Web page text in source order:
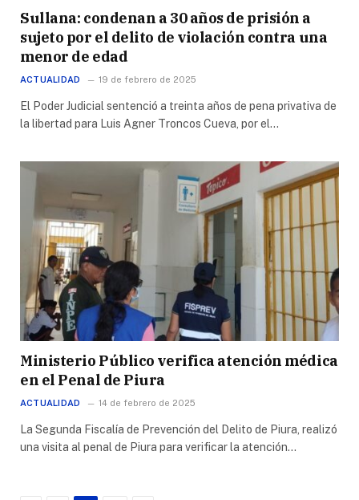
Sullana: condenan a 30 años de prisión a
sujeto por el delito de violación contra una
menor de edad
ACTUALIDAD 19 de febrero de 2025
El Poder Judicial sentenció a treinta años de pena privativa de
la libertad para Luis Agner Troncos Cueva, por el…
Ministerio Público verifica atención médica
en el Penal de Piura
ACTUALIDAD 14 de febrero de 2025
La Segunda Fiscalía de Prevención del Delito de Piura, realizó
una visita al penal de Piura para verificar la atención…